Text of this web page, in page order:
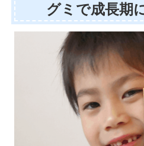
グミで成長期